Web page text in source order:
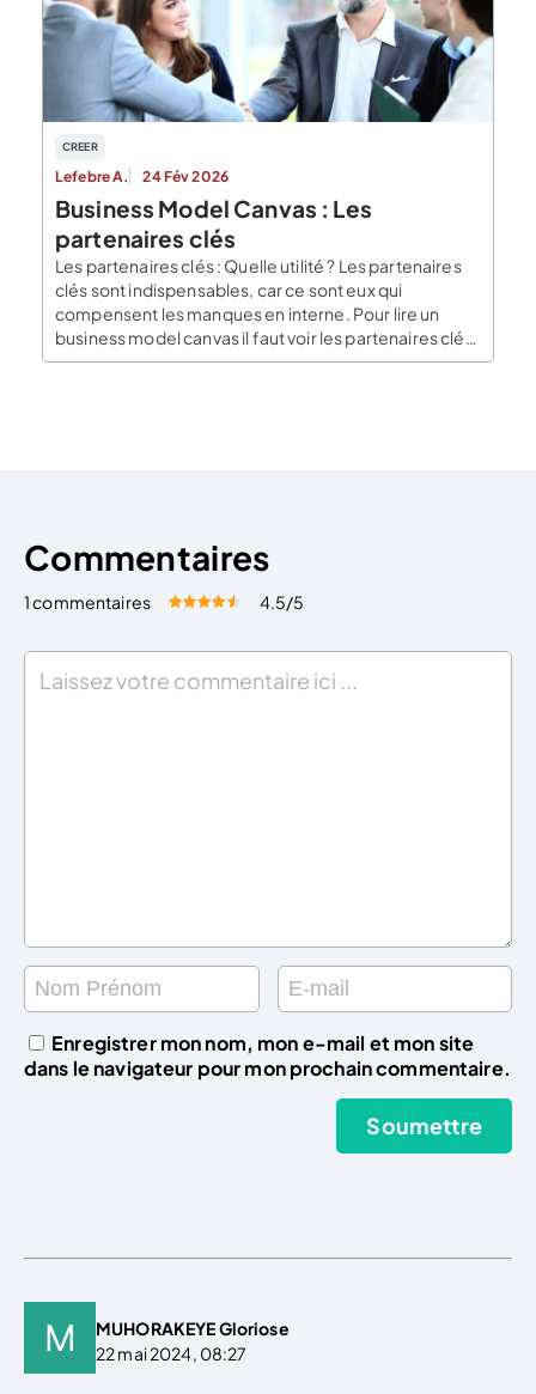
CREER
Lefebre A. 24 Fév 2026
Business Model Canvas : Les
partenaires clés
Les partenaires clés : Quelle utilité ? Les partenaires
clés sont indispensables, car ce sont eux qui
compensent les manques en interne. Pour lire un
business model canvas il faut voir les partenaires clés,
les ressources clés et les activités clés comme trois
Commentaires
1 commentaires Évaluez cet article:
4.5/5
Enregistrer mon nom, mon e-mail et mon site
dans le navigateur pour mon prochain commentaire.
MUHORAKEYE Gloriose
22 mai 2024, 08:27